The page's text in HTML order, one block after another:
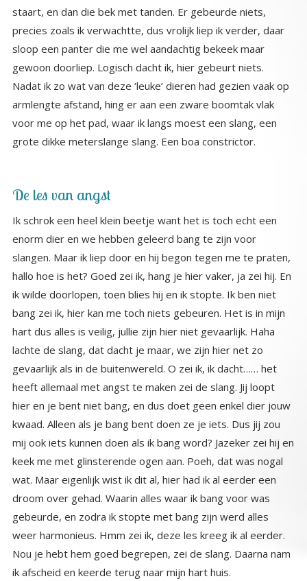
grote dikke meterslange slang. Een boa constrictor.
De les van angst
Ik schrok een heel klein beetje want het is toch echt een
enorm dier en we hebben geleerd bang te zijn voor
slangen. Maar ik liep door en hij begon tegen me te praten,
hallo hoe is het? Goed zei ik, hang je hier vaker, ja zei hij. En
ik wilde doorlopen, toen blies hij en ik stopte. Ik ben niet
bang zei ik, hier kan me toch niets gebeuren. Het is in mijn
hart dus alles is veilig, jullie zijn hier niet gevaarlijk. Haha
lachte de slang, dat dacht je maar, we zijn hier net zo
gevaarlijk als in de buitenwereld. O zei ik, ik dacht…… het
heeft allemaal met angst te maken zei de slang. Jij loopt
hier en je bent niet bang, en dus doet geen enkel dier jouw
kwaad. Alleen als je bang bent doen ze je iets. Dus jij zou
mij ook iets kunnen doen als ik bang word? Jazeker zei hij en
keek me met glinsterende ogen aan. Poeh, dat was nogal
wat. Maar eigenlijk wist ik dit al, hier had ik al eerder een
droom over gehad. Waarin alles waar ik bang voor was
gebeurde, en zodra ik stopte met bang zijn werd alles
weer harmonieus. Hmm zei ik, deze les kreeg ik al eerder.
Nou je hebt hem goed begrepen, zei de slang. Daarna nam
ik afscheid en keerde terug naar mijn hart huis.